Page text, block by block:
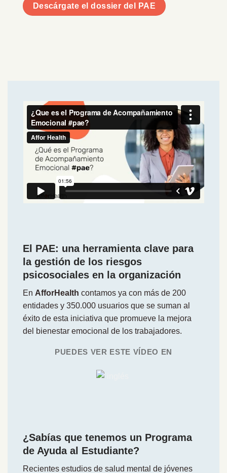
Descárgate el dossier del PAE
El PAE: una herramienta clave para
la gestión de los riesgos
psicosociales en la organización
En AfforHealth contamos ya con más de 200
entidades y 350.000 usuarios que se suman al
éxito de esta iniciativa que promueve la mejora
del bienestar emocional de los trabajadores.
PUEDES VER ESTE VÍDEO EN
¿Sabías que tenemos un Programa
de Ayuda al Estudiante?
Recientes estudios de salud mental de jóvenes